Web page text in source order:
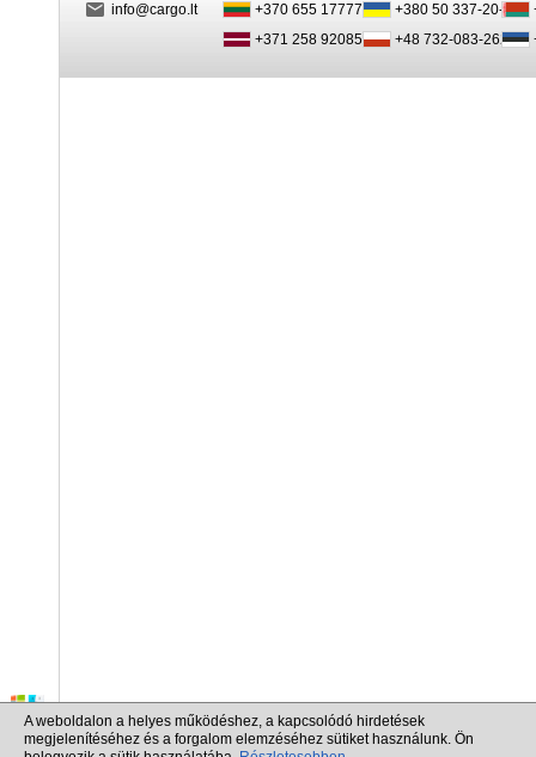
info@cargo.lt
+370 655 17777
+371 258 92085
+380 50 337-20-47
+48 732-083-262
A weboldalon a helyes működéshez, a kapcsolódó hirdetések
megjelenítéséhez és a forgalom elemzéséhez sütiket használunk. Ön